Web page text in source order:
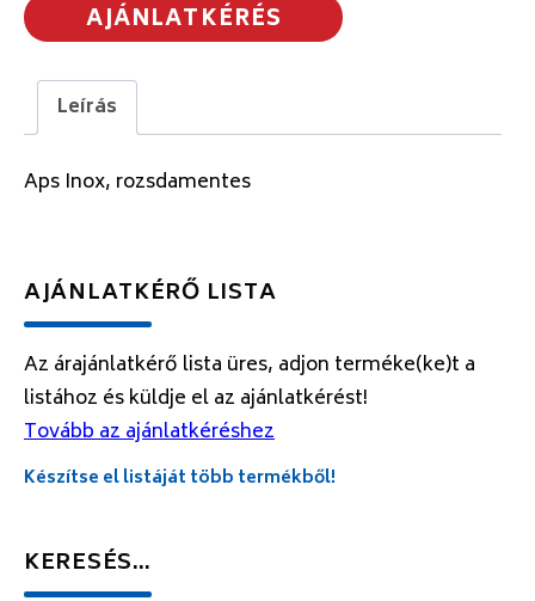
AJÁNLATKÉRÉS
Leírás
Aps Inox, rozsdamentes
AJÁNLATKÉRŐ LISTA
Az árajánlatkérő lista üres, adjon terméke(ke)t a
listához és küldje el az ajánlatkérést!
Tovább az ajánlatkéréshez
Készítse el listáját több termékből!
KERESÉS…